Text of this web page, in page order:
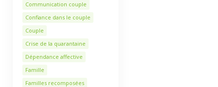
Communication couple
Confiance dans le couple
Couple
Crise de la quarantaine
Dépendance affective
Famille
Familles recomposées